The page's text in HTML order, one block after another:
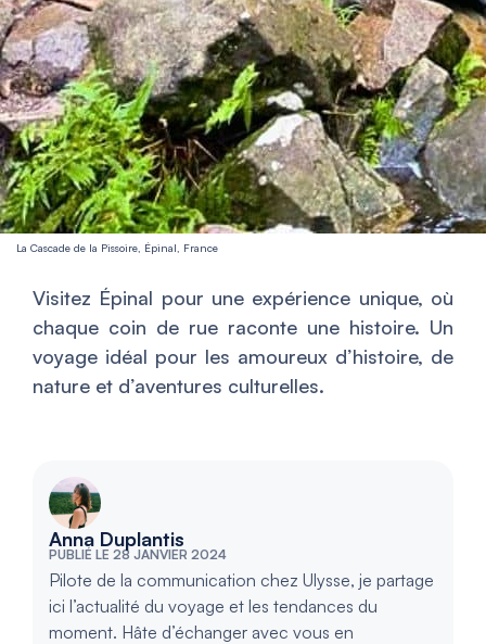
La Cascade de la Pissoire, Épinal, France
Visitez Épinal pour une expérience unique, où
chaque coin de rue raconte une histoire. Un
voyage idéal pour les amoureux d’histoire, de
nature et d’aventures culturelles.
Anna Duplantis
PUBLIÉ LE 28 JANVIER 2024
Pilote de la communication chez Ulysse, je partage
ici l’actualité du voyage et les tendances du
moment. Hâte d’échanger avec vous en